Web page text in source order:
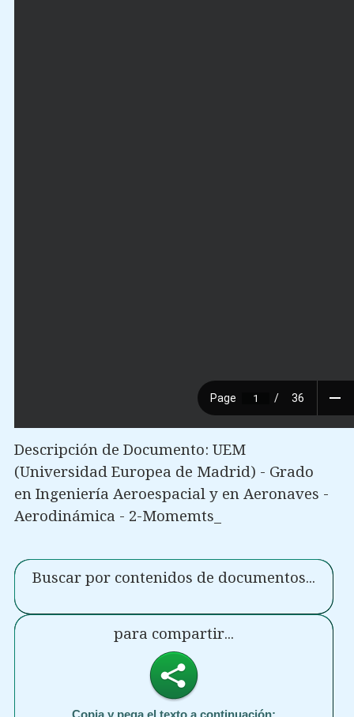
Descripción de Documento: UEM
(Universidad Europea de Madrid) - Grado
en Ingeniería Aeroespacial y en Aeronaves -
Aerodinámica - 2-Momemts_
Buscar por contenidos de documentos...
para compartir...